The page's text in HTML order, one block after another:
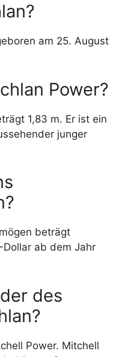
am 25. August
Power?
1,83 m. Er ist ein
junger
beträgt
ab dem Jahr
des
Power. Mitchell